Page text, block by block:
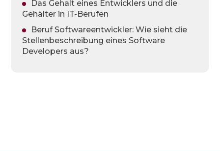
Das Gehalt eines Entwicklers und die
Gehälter in IT-Berufen
Beruf Softwareentwickler: Wie sieht die
Stellenbeschreibung eines Software
Developers aus?